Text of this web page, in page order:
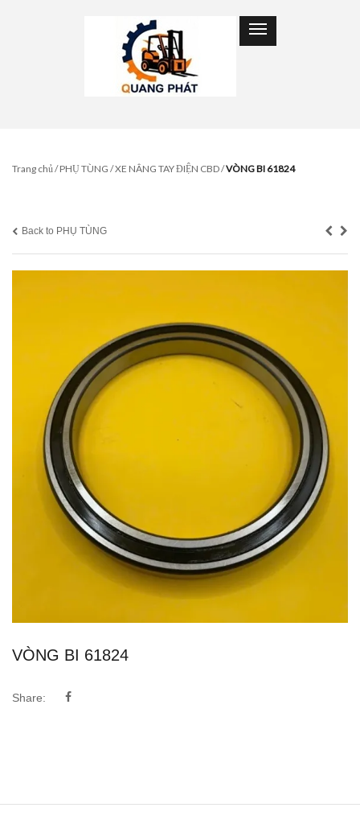
Trang chủ/PHỤ TÙNG /XE NÂNG TAY ĐIỆN CBD/VÒNG BI 61824
Back to PHỤ TÙNG
VÒNG BI 61824
Share: